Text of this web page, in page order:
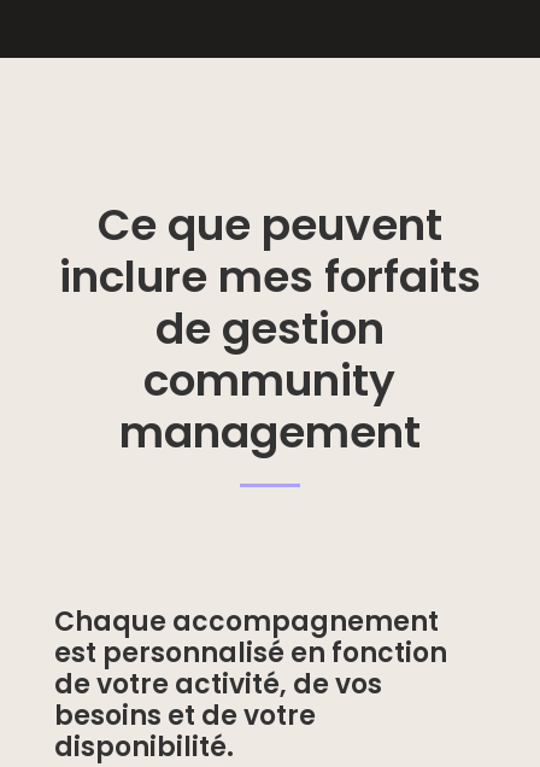
Ce que peuvent
inclure mes forfaits
de gestion
community
management
Chaque accompagnement
est personnalisé en fonction
de votre activité, de vos
besoins et de votre
disponibilité.